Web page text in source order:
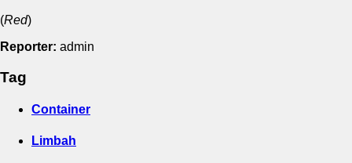
(Red)
Reporter: admin
Tag
Container
Limbah